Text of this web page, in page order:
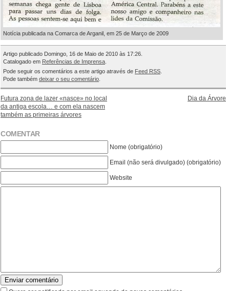
Notícia publicada na Comarca de Arganil, em 25 de Março de 2009
Artigo publicado Domingo, 16 de Maio de 2010 às 17:26.
Catalogado em Referências de Imprensa
Pode seguir os comentários a este artigo através de Feed RSS
Pode também deixar o seu comentário
Futura zona de lazer «nasce» no local
da antiga escola… e com ela nascem
também as primeiras árvores
Dia da Árvore
COMENTAR
Nome (obrigatório)
Email (não será divulgado) (obrigatório)
Website
Enviar comentário